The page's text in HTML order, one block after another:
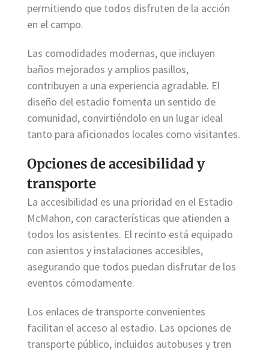
permitiendo que todos disfruten de la acción
en el campo.
Las comodidades modernas, que incluyen
baños mejorados y amplios pasillos,
contribuyen a una experiencia agradable. El
diseño del estadio fomenta un sentido de
comunidad, convirtiéndolo en un lugar ideal
tanto para aficionados locales como visitantes.
Opciones de accesibilidad y
transporte
La accesibilidad es una prioridad en el Estadio
McMahon, con características que atienden a
todos los asistentes. El recinto está equipado
con asientos y instalaciones accesibles,
asegurando que todos puedan disfrutar de los
eventos cómodamente.
Los enlaces de transporte convenientes
facilitan el acceso al estadio. Las opciones de
transporte público, incluidos autobuses y tren